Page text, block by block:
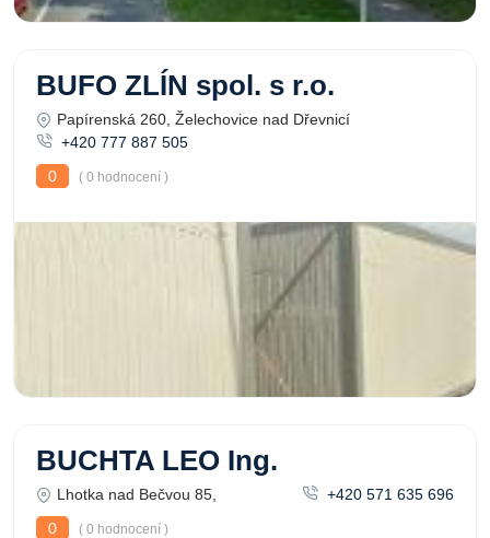
BUFO ZLÍN spol. s r.o.
Papírenská 260, Želechovice nad Dřevnicí
+420 777 887 505
0
( 0 hodnocení )
BUCHTA LEO Ing.
Lhotka nad Bečvou 85,
+420 571 635 696
0
( 0 hodnocení )